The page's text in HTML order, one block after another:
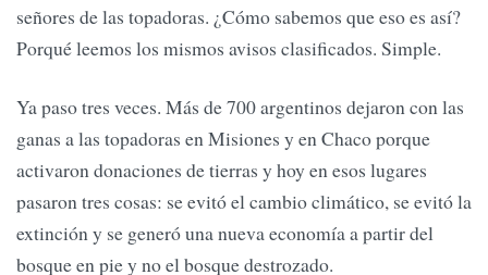
señores de las topadoras. ¿Cómo sabemos que eso es así?
Porqué leemos los mismos avisos clasificados. Simple.
Ya paso tres veces. Más de 700 argentinos dejaron con las
ganas a las topadoras en Misiones y en Chaco porque
activaron donaciones de tierras y hoy en esos lugares
pasaron tres cosas: se evitó el cambio climático, se evitó la
extinción y se generó una nueva economía a partir del
bosque en pie y no el bosque destrozado.